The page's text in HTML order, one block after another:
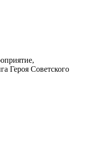
Героя Советского